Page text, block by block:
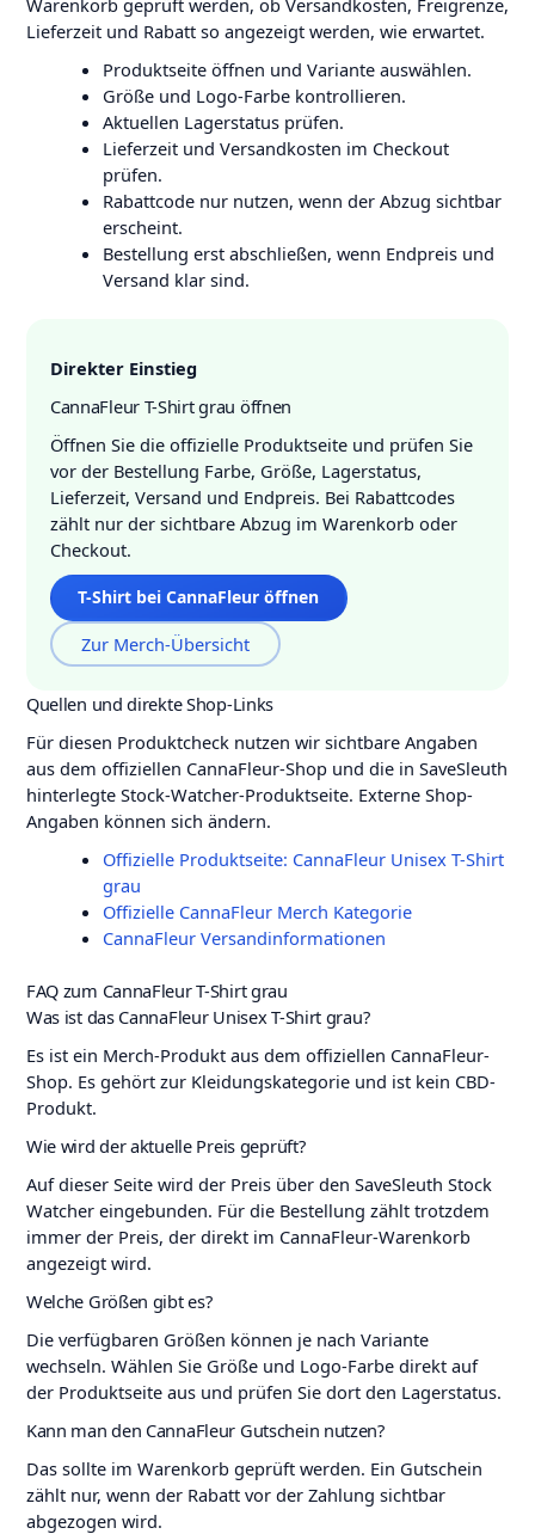
Lieferzeit und Rabatt so angezeigt werden, wie erwartet.
Produktseite öffnen und Variante auswählen.
Größe und Logo-Farbe kontrollieren.
Aktuellen Lagerstatus prüfen.
Lieferzeit und Versandkosten im Checkout
prüfen.
Rabattcode nur nutzen, wenn der Abzug sichtbar
erscheint.
Bestellung erst abschließen, wenn Endpreis und
Versand klar sind.
Direkter Einstieg
CannaFleur T-Shirt grau öffnen
Öffnen Sie die offizielle Produktseite und prüfen Sie
vor der Bestellung Farbe, Größe, Lagerstatus,
Lieferzeit, Versand und Endpreis. Bei Rabattcodes
zählt nur der sichtbare Abzug im Warenkorb oder
Checkout.
T-Shirt bei CannaFleur öffnen
Zur Merch-Übersicht
Quellen und direkte Shop-Links
Für diesen Produktcheck nutzen wir sichtbare Angaben
aus dem offiziellen CannaFleur-Shop und die in SaveSleuth
hinterlegte Stock-Watcher-Produktseite. Externe Shop-
Angaben können sich ändern.
Offizielle Produktseite: CannaFleur Unisex T-Shirt
grau
Offizielle CannaFleur Merch Kategorie
CannaFleur Versandinformationen
FAQ zum CannaFleur T-Shirt grau
Was ist das CannaFleur Unisex T-Shirt grau?
Es ist ein Merch-Produkt aus dem offiziellen CannaFleur-
Shop. Es gehört zur Kleidungskategorie und ist kein CBD-
Produkt.
Wie wird der aktuelle Preis geprüft?
Auf dieser Seite wird der Preis über den SaveSleuth Stock
Watcher eingebunden. Für die Bestellung zählt trotzdem
immer der Preis, der direkt im CannaFleur-Warenkorb
angezeigt wird.
Welche Größen gibt es?
Die verfügbaren Größen können je nach Variante
wechseln. Wählen Sie Größe und Logo-Farbe direkt auf
der Produktseite aus und prüfen Sie dort den Lagerstatus.
Kann man den CannaFleur Gutschein nutzen?
Das sollte im Warenkorb geprüft werden. Ein Gutschein
zählt nur, wenn der Rabatt vor der Zahlung sichtbar
abgezogen wird.